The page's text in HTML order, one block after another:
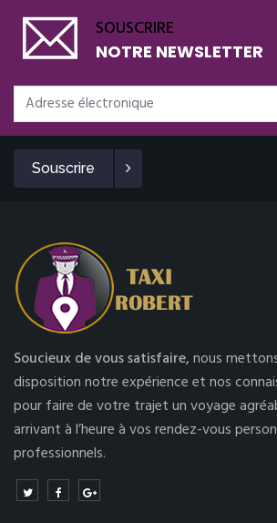
SOUSCRIRE
NOTRE NEWSLETTER
Souscrire
Soucieux de vous satisfaire,nous
disposition notre expérience et nos
pour faire de votre trajet un voyage
arrivant à l’heure à vos rendez-vous
professionnels.